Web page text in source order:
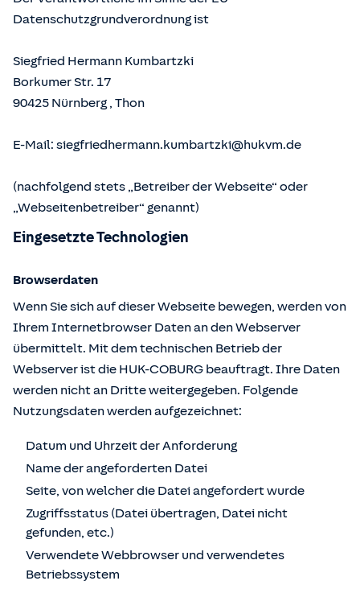
Datenschutzgrundverordnung ist
Siegfried Hermann Kumbartzki
Borkumer Str. 17
90425 Nürnberg , Thon
E-Mail: siegfriedhermann.kumbartzki@hukvm.de
(nachfolgend stets „Betreiber der Webseite“ oder
„Webseitenbetreiber“ genannt)
Eingesetzte Technologien
Browserdaten
Wenn Sie sich auf dieser Webseite bewegen, werden von
Ihrem Internetbrowser Daten an den Webserver
übermittelt. Mit dem technischen Betrieb der
Webserver ist die HUK-COBURG beauftragt. Ihre Daten
werden nicht an Dritte weitergegeben. Folgende
Nutzungsdaten werden aufgezeichnet:
Datum und Uhrzeit der Anforderung
Name der angeforderten Datei
Seite, von welcher die Datei angefordert wurde
Zugriffsstatus (Datei übertragen, Datei nicht
gefunden, etc.)
Verwendete Webbrowser und verwendetes
Betriebssystem